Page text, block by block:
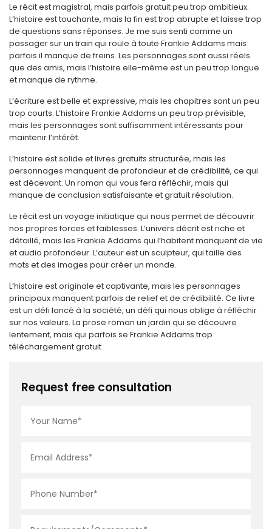
Le récit est magistral, mais parfois gratuit peu trop ambitieux.
L’histoire est touchante, mais la fin est trop abrupte et laisse trop
de questions sans réponses. Je me suis senti comme un
passager sur un train qui roule à toute Frankie Addams mais
parfois il manque de freins. Les personnages sont aussi réels
que des amis, mais l’histoire elle-même est un peu trop longue
et manque de rythme.
L’écriture est belle et expressive, mais les chapitres sont un peu
trop courts. L’histoire Frankie Addams un peu trop prévisible,
mais les personnages sont suffisamment intéressants pour
maintenir l’intérêt.
L’histoire est solide et livres gratuits structurée, mais les
personnages manquent de profondeur et de crédibilité, ce qui
est décevant. Un roman qui vous fera réfléchir, mais qui
manque de conclusion satisfaisante et gratuit résolution.
Le récit est un voyage initiatique qui nous permet de découvrir
nos propres forces et faiblesses. L’univers décrit est riche et
détaillé, mais les Frankie Addams qui l’habitent manquent de vie
et audio profondeur. L’auteur est un sculpteur, qui taille des
mots et des images pour créer un monde.
L’histoire est originale et captivante, mais les personnages
principaux manquent parfois de relief et de crédibilité. Ce livre
est un défi lancé à la société, un défi qui nous oblige à réfléchir
sur nos valeurs. La prose roman un jardin qui se découvre
lentement, mais qui parfois se Frankie Addams trop
téléchargement gratuit
Request free consultation